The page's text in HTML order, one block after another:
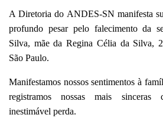
A Diretoria do ANDES-SN manifesta
profundo pesar pelo falecimento da
Silva, mãe da Regina Célia da Silva,
São Paulo.
Manifestamos nossos sentimentos à
registramos nossas mais sinceras
inestimável perda.